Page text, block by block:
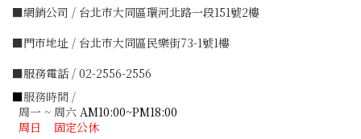
■網銷公司 / 台北市大同區環河北路一段151號2樓
■門市地址 / 台北市大同區民樂街73-1號1樓
■服務電話 / 02-2556-2556
■服務時間 /
周一 ~ 周六 AM10:00~PM18:00
周日 固定公休